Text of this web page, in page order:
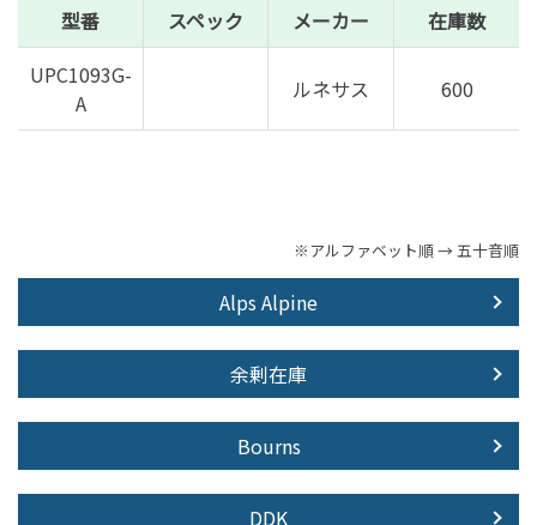
型番 スペック メーカー
在庫数
UPC1093G-
A
ルネサス 600
※アルファベット順 → 五十音順
Alps Alpine
余剰在庫
Bourns
DDK